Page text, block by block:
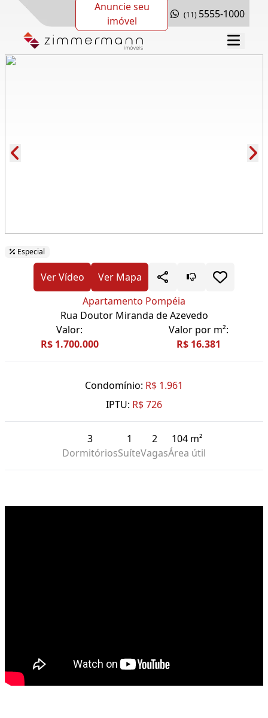
Anuncie seu
imóvel
(11) 5555-1000
Especial
Ver Vídeo
Ver Mapa
Apartamento Pompéia
Rua Doutor Miranda de Azevedo
Valor:
R$ 1.700.000
Valor por m²:
R$ 16.381
Condomínio: R$ 1.961
IPTU: R$ 726
3
Dormitórios
1
Suíte
2
Vagas
104 m²
Área útil